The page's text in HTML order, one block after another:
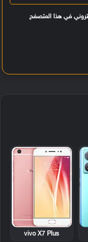
في هذا المتصفح
vivo X7 Plus